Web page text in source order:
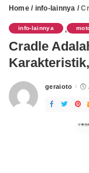
Home/ info-lainnya /
info-lainnya ,
Cradle
Posted
geraioto